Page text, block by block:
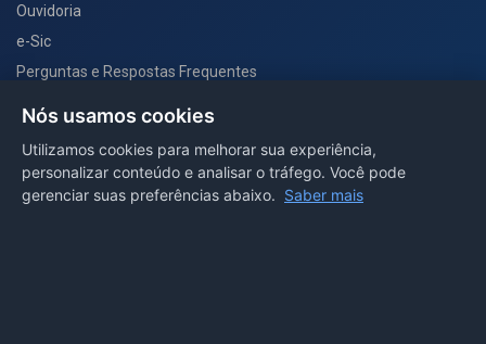
Ouvidoria
e-Sic
Perguntas e Respostas Frequentes
PORTAL COVID-19
Nós usamos cookies
Utilizamos cookies para melhorar sua experiência,
personalizar conteúdo e analisar o tráfego. Você pode
gerenciar suas preferências abaixo. Saber mais